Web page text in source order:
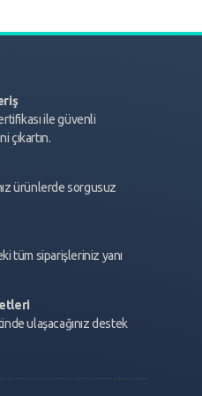
ile güvenli
çıkartın.
ürünlerde sorgusuz
tüm siparişleriniz yanı
ulaşacağınız destek